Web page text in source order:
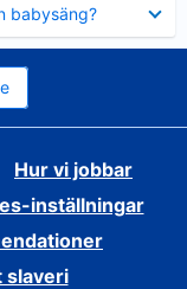
babysäng?
Hur vi jobbar
inställningar
slaveri